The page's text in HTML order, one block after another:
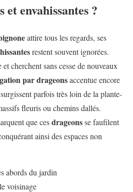
envahissantes ?
attire tous les regards, ses
restent souvent ignorées.
cherchent sans cesse de nouveaux
par drageonsaccentue encore
parfois très loin de la plante-
fleuris ou chemins dallés.
que cesdrageonsse faufilent
ainsi des espaces non
abords du jardin
voisinage